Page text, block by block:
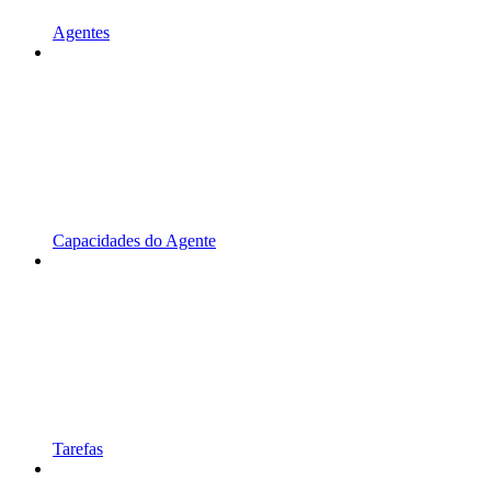
Agentes
Capacidades do Agente
Tarefas